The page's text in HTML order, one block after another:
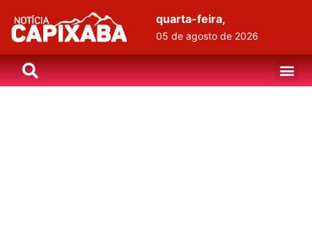
quarta-feira,
05 de agosto de 2026